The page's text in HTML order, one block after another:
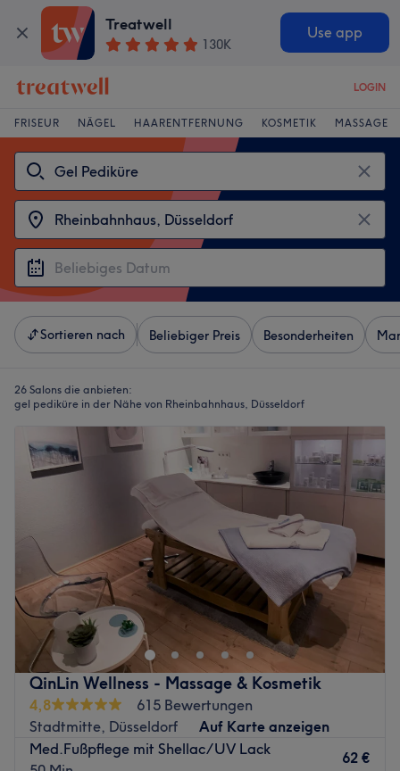
Treatwell
130K
Use app
LOGIN
FRISEUR NÄGEL HAARENTFERNUNG KOSMETIK MASSAGE
Sortieren nach Beliebiger Preis Besonderheiten
26 Salons die anbieten:
gel pediküre in der Nähe von Rheinbahnhaus, Düsseldorf
QinLin Wellness - Massage & Kosmetik
4,8
615 Bewertungen
Stadtmitte, Düsseldorf
Auf Karte anzeigen
Med.Fußpflege mit Shellac/UV Lack
62 €